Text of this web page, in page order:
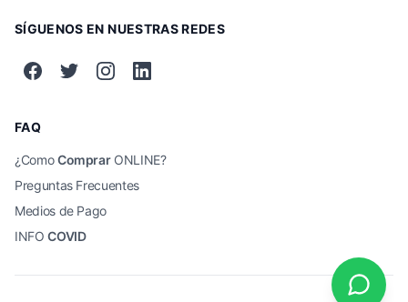
SÍGUENOS EN NUESTRAS REDES
FAQ
¿ComoComprarONLINE?
Preguntas Frecuentes
Medios de Pago
INFOCOVID